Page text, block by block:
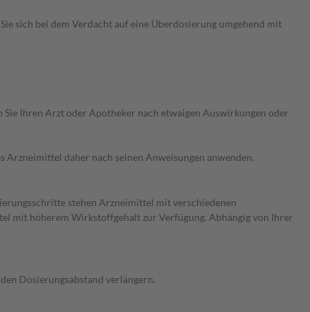
sich bei dem Verdacht auf eine Überdosierung umgehend mit
Ihren Arzt oder Apotheker nach etwaigen Auswirkungen oder
Arzneimittel daher nach seinen Anweisungen anwenden.
stehen Arzneimittel mit verschiedenen
mit höherem Wirkstoffgehalt zur Verfügung. Abhängig von Ihrer
Dosierungsabstand verlängern.